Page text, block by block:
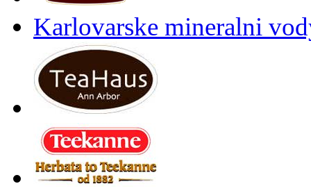
Karlovarske mineralni